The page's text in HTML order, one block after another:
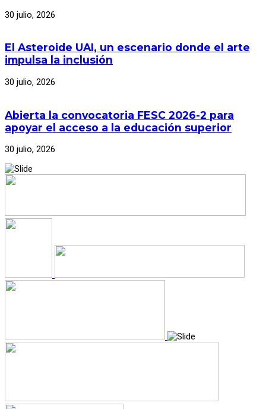
30 julio, 2026
El Asteroide UAI, un escenario donde el arte
impulsa la inclusión
30 julio, 2026
Abierta la convocatoria FESC 2026-2 para
apoyar el acceso a la educación superior
30 julio, 2026